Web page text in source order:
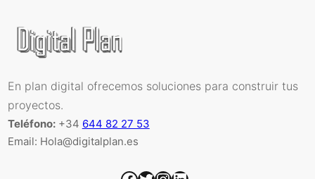
En plan digital ofrecemos soluciones para construir tus
proyectos.
Teléfono:+34 644 82 27 53
Email: Hola@digitalplan.es